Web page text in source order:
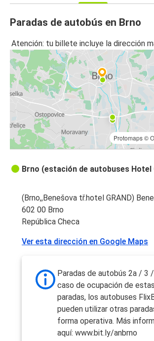
Paradas de autobús en Brno
Atención: tu billete incluye la dirección
Protomaps©
Brno (estación de autobuses Hotel
(Brno,,Benešova tř.hotel GRAND)
602 00 Brno
República Checa
Ver esta dirección en Google Maps
Paradas de autobús 2a / 3 /
caso de ocupación de estas
paradas, los autobuses
pueden utilizar otras
forma operativa. Más
aquí: www.bit.ly/anbrno